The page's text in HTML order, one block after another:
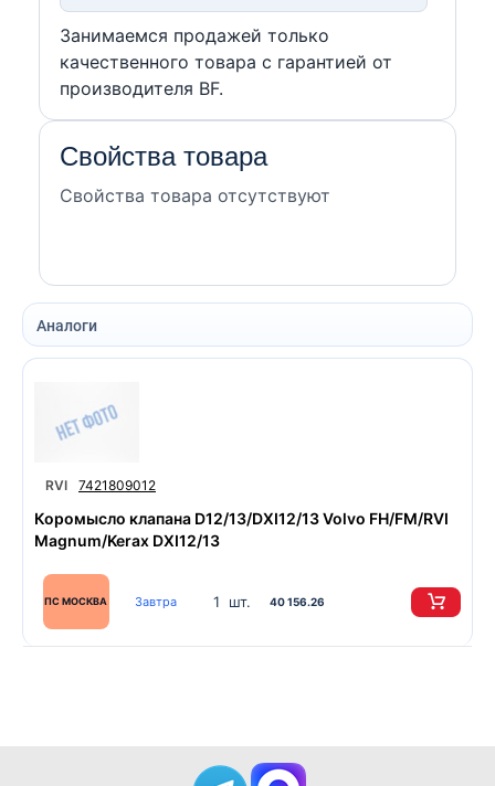
Занимаемся продажей только
качественного товара с гарантией от
производителя BF.
Свойства товара
Свойства товара отсутствуют
Аналоги
RVI 7421809012
Коромысло клапана D12/13/DXI12/13 Volvo FH/FM/RVI
Magnum/Kerax DXI12/13
ПС МОСКВА Завтра 1 шт. 40 156.26